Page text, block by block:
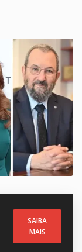
SAIBA
MAIS